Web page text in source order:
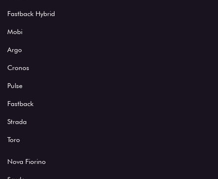
Fastback Hybrid
Mobi
Argo
Cronos
Pulse
Fastback
Strada
Toro
Nova Fiorino